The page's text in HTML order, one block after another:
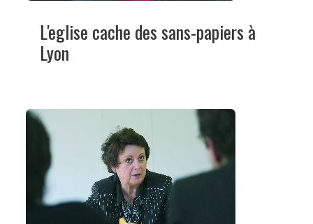
L'eglise cache des sans-papiers à
Lyon